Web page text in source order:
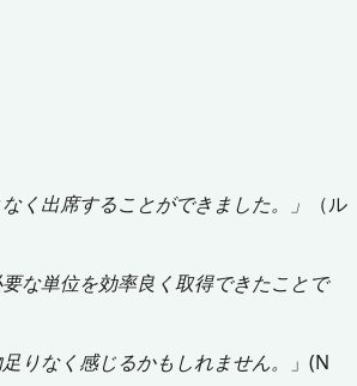
く出席することができました。」
（ル
な単位を効率良く取得できたことで
りなく感じるかもしれません。
」(N